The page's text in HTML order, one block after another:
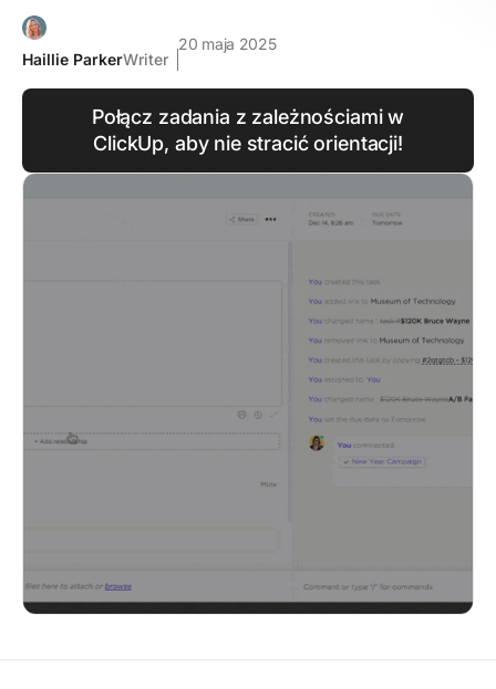
Haillie ParkerWriter
20 maja 2025
Połącz zadania z zależnościami w
ClickUp, aby nie stracić orientacji!